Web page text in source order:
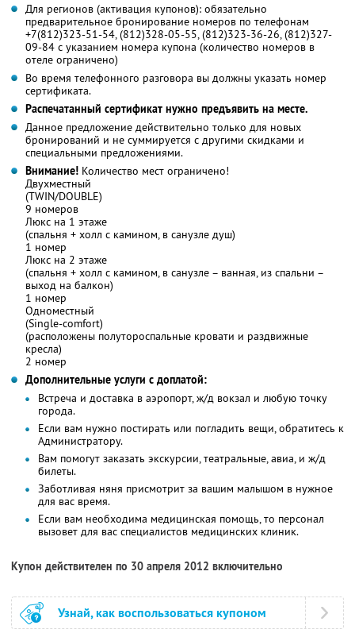
Для регионов (активация купонов): обязательно
предварительное бронирование номеров по телефонам
+7(812)323-51-54, (812)328-05-55, (812)323-36-26, (812)327-
09-84 с указанием номера купона (количество номеров в
отеле ограничено)
Во время телефонного разговора вы должны указать номер
сертификата.
Распечатанный сертификат нужно предъявить на месте.
Данное предложение действительно только для новых
бронирований и не суммируется с другими скидками и
специальными предложениями.
Внимание! Количество мест ограничено!
Двухместный
(TWIN/DOUBLE)
9 номеров
Люкс на 1 этаже
(спальня + холл с камином, в санузле душ)
1 номер
Люкс на 2 этаже
(спальня + холл с камином, в санузле – ванная, из спальни –
выход на балкон)
1 номер
Одноместный
(Single-comfort)
(расположены полутороспальные кровати и раздвижные
кресла)
2 номер
Дополнительные услуги с доплатой:
Встреча и доставка в аэропорт, ж/д вокзал и любую точку
города.
Если вам нужно постирать или погладить вещи, обратитесь к
Администратору.
Вам помогут заказать экскурсии, театральные, авиа, и ж/д
билеты.
Заботливая няня присмотрит за вашим малышом в нужное
для вас время.
Если вам необходима медицинская помощь, то персонал
вызовет для вас специалистов медицинских клиник.
Купон действителен по 30 апреля 2012 включительно
Узнай, как воспользоваться купоном